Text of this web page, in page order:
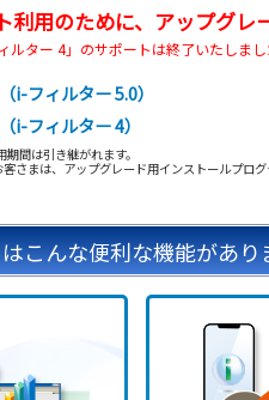
利用のために、アップグレ
ター 4」のサポートは終了いたしま
i-フィルター 5.0）
i-フィルター 4）
間は引き継がれます。
さまは、アップグレード用インストールプロ
こんな便利な機能があり